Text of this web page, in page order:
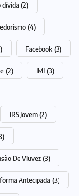
dívida (2)
(4)
Facebook (3)
(2) IMI (3)
IRS Jovem (2)
De Viuvez (3)
Antecipada (3)